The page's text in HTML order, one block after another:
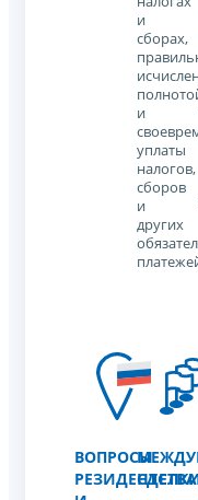
и
сборах,
и
уплаты
налогов,
сборов
и
других
ВОПРОСЫ
РЕЗИДЕНТСТВА